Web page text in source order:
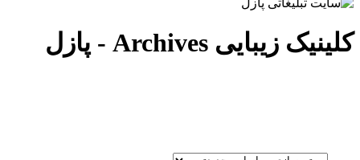
کلینیک زیبایی Archives - پازل